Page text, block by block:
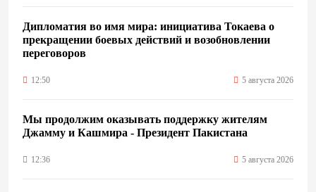
Дипломатия во имя мира: инициатива Токаева о
прекращении боевых действий и возобновлении
переговоров
12:50 5 августа 2026
Мы продолжим оказывать поддержку жителям
Джамму и Кашмира - Президент Пакистана
12:36 5 августа 2026